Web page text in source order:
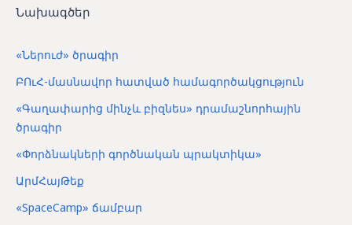
Նախագծեր
«Ներուժ» ծրագիր
ԲՈւՀ-մասնավոր հատված համագործակցություն
«Գաղափարից մինչև բիզնես» դրամաշնորհային
ծրագիր
«Փորձնակների գործնական պրակտիկա»
ԱրմՀայԹեք
«SpaceCamp» ճամբար